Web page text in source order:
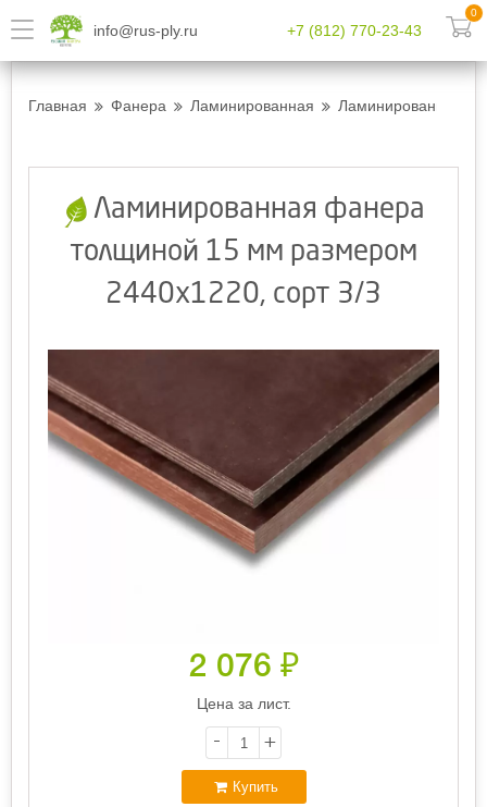
info@rus-ply.ru +7 (812) 770-23-43
0
Главная Фанера Ламинированная Ламинированная
Ламинированная фанера
толщиной 15 мм размером
2440х1220, сорт 3/3
2 076 ₽
Цена за лист.
- +
Купить